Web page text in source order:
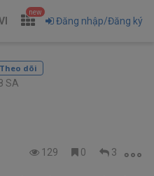
new
Đăng nhập/Đăng ký
Theo dõi
SA
129 0 3